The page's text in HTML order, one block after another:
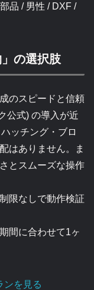
品 / 男性 / DXF /
の選択肢
のスピードと信頼
公式) の導入が近
ッチング・ブロ
はありません。ま
とスムーズな操作
限なしで動作検証
間に合わせて1ヶ
を見る